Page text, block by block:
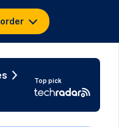
Top pick